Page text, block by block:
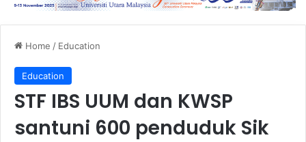
Home / Education
Education
STF IBS UUM dan KWSP
santuni 600 penduduk Sik